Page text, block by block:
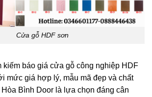
Cửa gỗ HDF sơn
kiếm báo giá cửa gỗ công nghiệp HDF
mức giá hợp lý, mẫu mã đẹp và chất
Bình Door là lựa chọn đáng cân